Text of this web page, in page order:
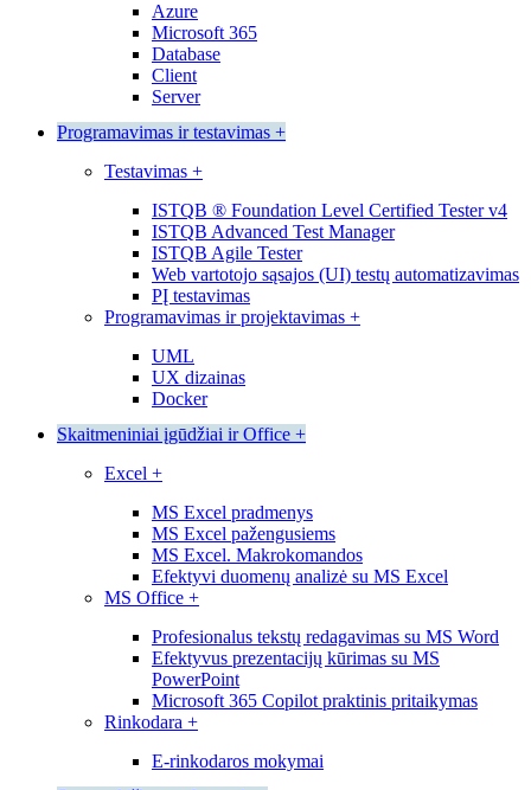
Azure
Microsoft 365
Database
Client
Server
Programavimas ir testavimas +
Testavimas +
ISTQB ® Foundation Level Certified Tester v4
ISTQB Advanced Test Manager
ISTQB Agile Tester
Web vartotojo sąsajos (UI) testų automatizavimas
PĮ testavimas
Programavimas ir projektavimas +
UML
UX dizainas
Docker
Skaitmeniniai įgūdžiai ir Office +
Excel +
MS Excel pradmenys
MS Excel pažengusiems
MS Excel. Makrokomandos
Efektyvi duomenų analizė su MS Excel
MS Office +
Profesionalus tekstų redagavimas su MS Word
Efektyvus prezentacijų kūrimas su MS
PowerPoint
Microsoft 365 Copilot praktinis pritaikymas
Rinkodara +
E-rinkodaros mokymai